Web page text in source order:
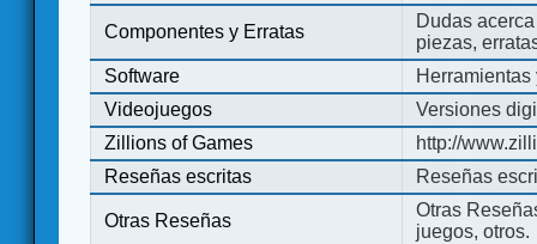
Componentes y Erratas
Dudas
piezas,
Software
Videojuegos
Versiones
Zillions of Games
http://
Reseñas escritas
Reseñas
Otras Reseñas
Otras
juegos, otros.